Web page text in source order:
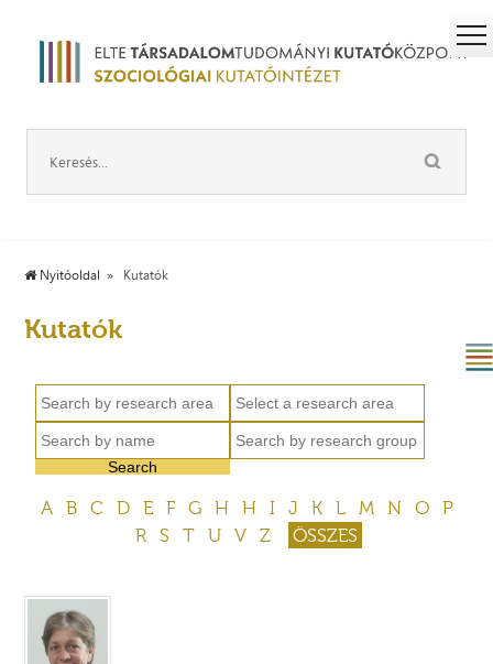
Nyitóoldal Kutatók
Kutatók
A B C D E F G H H I J K L M N O
P
R S T U V Z ÖSSZES